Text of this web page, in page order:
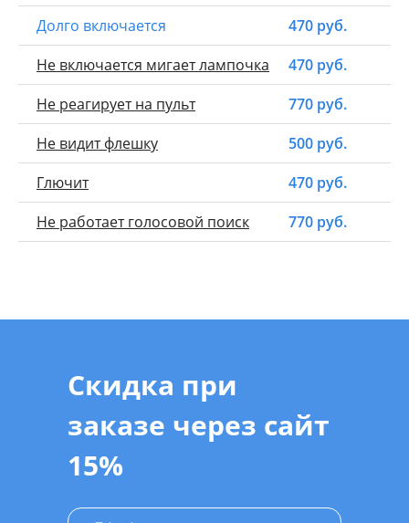
Долго включается
470 руб.
Не включается мигает лампочка
470 руб.
Не реагирует на пульт
770 руб.
Не видит флешку
500 руб.
Глючит
470 руб.
Не работает голосовой поиск
770 руб.
Скидка при
заказе через сайт
15%